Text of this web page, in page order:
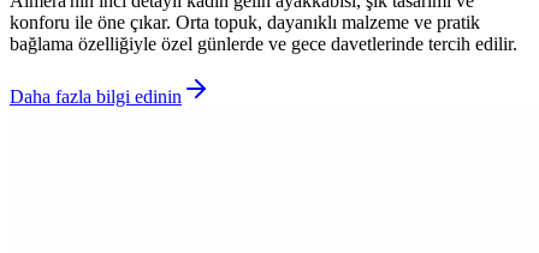
konforu ile öne çıkar. Orta topuk, dayanıklı malzeme ve pratik
bağlama özelliğiyle özel günlerde ve gece davetlerinde tercih edilir.
Daha fazla bilgi edinin